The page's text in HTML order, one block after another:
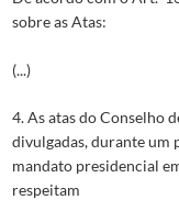
sobre as Atas:
(...)
4. As atas do Conselho
divulgadas, durante um
mandato presidencial
respeitam